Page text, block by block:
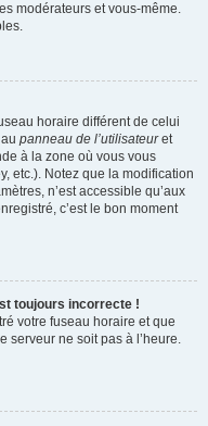
modérateurs et vous-même.
horaire différent de celui
panneau de l’utilisateuret
à la zone où vous vous
etc.). Notez que la modification
n’est accessible qu’aux
c’est le bon moment
toujours incorrecte !
votre fuseau horaire et que
serveur ne soit pas à l’heure.